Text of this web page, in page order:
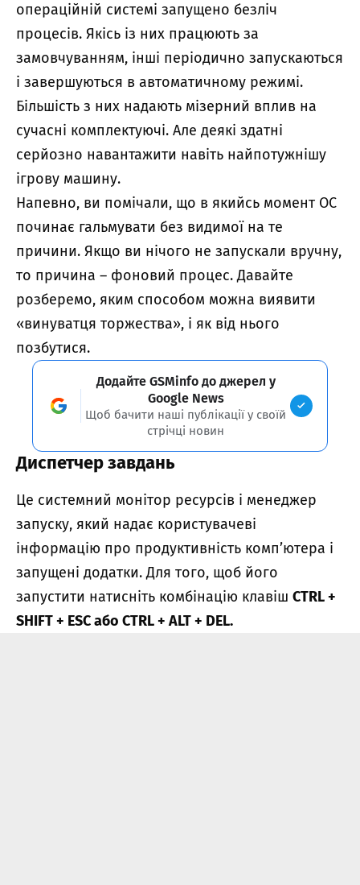
операційній системі запущено безліч
процесів. Якісь із них працюють за
замовчуванням, інші періодично запускаються
і завершуються в автоматичному режимі.
Більшість з них надають мізерний вплив на
сучасні комплектуючі. Але деякі здатні
серйозно навантажити навіть найпотужнішу
ігрову машину.
Напевно, ви помічали, що в якийсь момент ОС
починає гальмувати без видимої на те
причини. Якщо ви нічого не запускали вручну,
то причина – фоновий процес. Давайте
розберемо, яким способом можна виявити
«винуватця торжества», і як від нього
позбутися.
Додайте GSMinfo до джерел у
Google News
Щоб бачити наші публікації у своїй
стрічці новин
Диспетчер завдань
Це системний монітор ресурсів і менеджер
запуску, який надає користувачеві
інформацію про продуктивність комп’ютера і
запущені додатки. Для того, щоб його
запустити натисніть комбінацію клавіш CTRL +
SHIFT + ESC або CTRL + ALT + DEL.